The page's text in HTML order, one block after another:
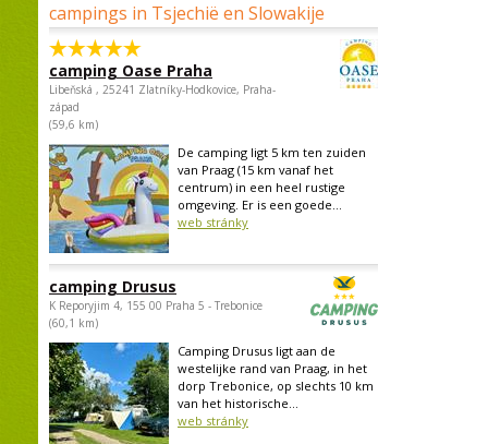
campings in Tsjechië en Slowakije
camping Oase Praha
Libeňská , 25241 Zlatníky-Hodkovice, Praha-
západ
(59,6 km)
De camping ligt 5 km ten zuiden
van Praag (15 km vanaf het
centrum) in een heel rustige
omgeving. Er is een goede...
web stránky
camping Drusus
K Reporyjim 4, 155 00 Praha 5 - Trebonice
(60,1 km)
Camping Drusus ligt aan de
westelijke rand van Praag, in het
dorp Trebonice, op slechts 10 km
van het historische...
web stránky